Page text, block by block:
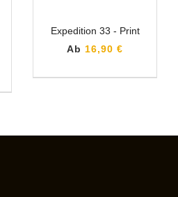
Expedition 33 - Print
Ab 16,90 €